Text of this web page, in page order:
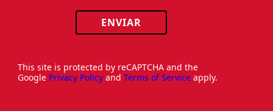
ENVIAR
This site is protected by reCAPTCHA and the
Google Privacy Policy and Terms of Service apply.